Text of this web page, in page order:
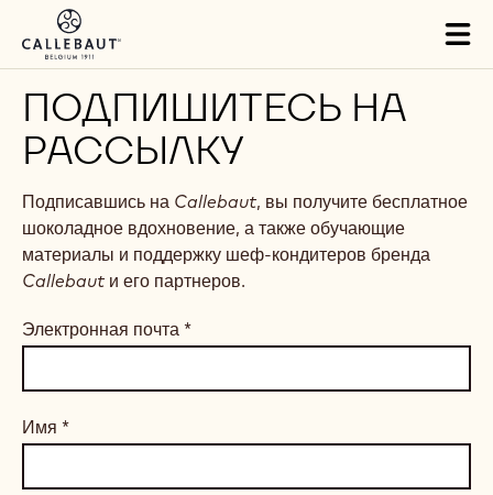
Skip to main content
ПОДПИШИТЕСЬ НА
РАССЫЛКУ
Подписавшись на Callebaut, вы получите бесплатное
шоколадное вдохновение, а также обучающие
материалы и поддержку шеф-кондитеров бренда
Callebaut и его партнеров.
Электронная почта *
Имя *